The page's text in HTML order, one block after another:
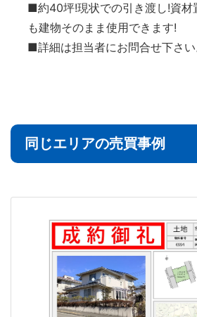
■約40坪!現状での引き渡し!資材
も建物そのまま使用できます!
■詳細は担当者にお問合せ下さい
同じエリアの売買事例